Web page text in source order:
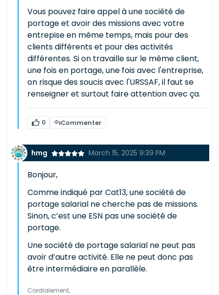
Vous pouvez faire appel à une société de
portage et avoir des missions avec votre
entrepise en même temps, mais pour des
clients différents et pour des activités
différentes. Si on travaille sur le même client,
une fois en portage, une fois avec l'entreprise,
on risque des soucis avec l'URSSAF, il faut se
renseigner et surtout faire attention avec ça.
0 Commenter
hmg March 15, 2025 9:39 PM
Bonjour,
Comme indiqué par Cat13, une société de
portage salarial ne cherche pas de missions.
Sinon, c’est une ESN pas une société de
portage.
Une société de portage salarial ne peut pas
avoir d’autre activité. Elle ne peut donc pas
être intermédiaire en parallèle.
Cordialement,